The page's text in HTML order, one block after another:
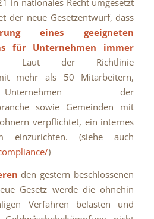
der neue Gesetzentwurf, dass
eines geeigneten
für Unternehmen immer
der Richtlinie
mehr als 50 Mitarbeitern,
der
sowie Gemeinden mit
verpflichtet, ein internes
einzurichten. (siehe auch
)
den gestern beschlossenen
Gesetz werde die ohnehin
Verfahren belasten und